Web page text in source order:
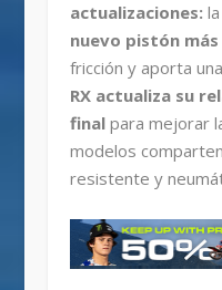
actualizaciones: la
nuevo pistón
fricción y aporta
RX actualiza su
final para mejorar
modelos
resistente y